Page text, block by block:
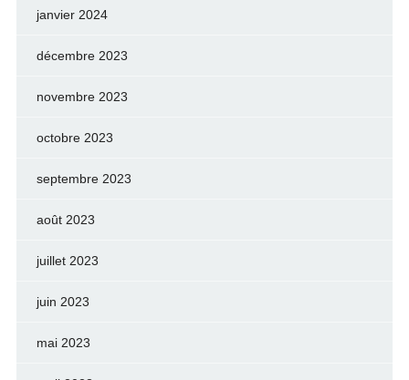
janvier 2024
décembre 2023
novembre 2023
octobre 2023
septembre 2023
août 2023
juillet 2023
juin 2023
mai 2023